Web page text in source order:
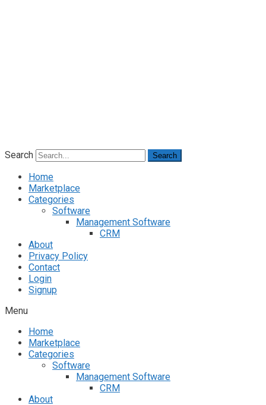
Search Search
Home
Marketplace
Categories
Software
Management Software
CRM
About
Privacy Policy
Contact
Login
Signup
Menu
Home
Marketplace
Categories
Software
Management Software
CRM
About